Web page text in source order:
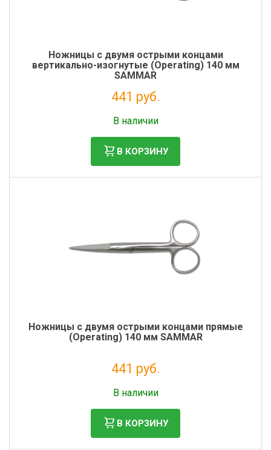
Ножницы с двумя острыми концами
вертикально-изогнутые (Operating) 140 мм
SAMMAR
441 руб.
В наличии
В КОРЗИНУ
Ножницы с двумя острыми концами прямые
(Operating) 140 мм SAMMAR
441 руб.
В наличии
В КОРЗИНУ